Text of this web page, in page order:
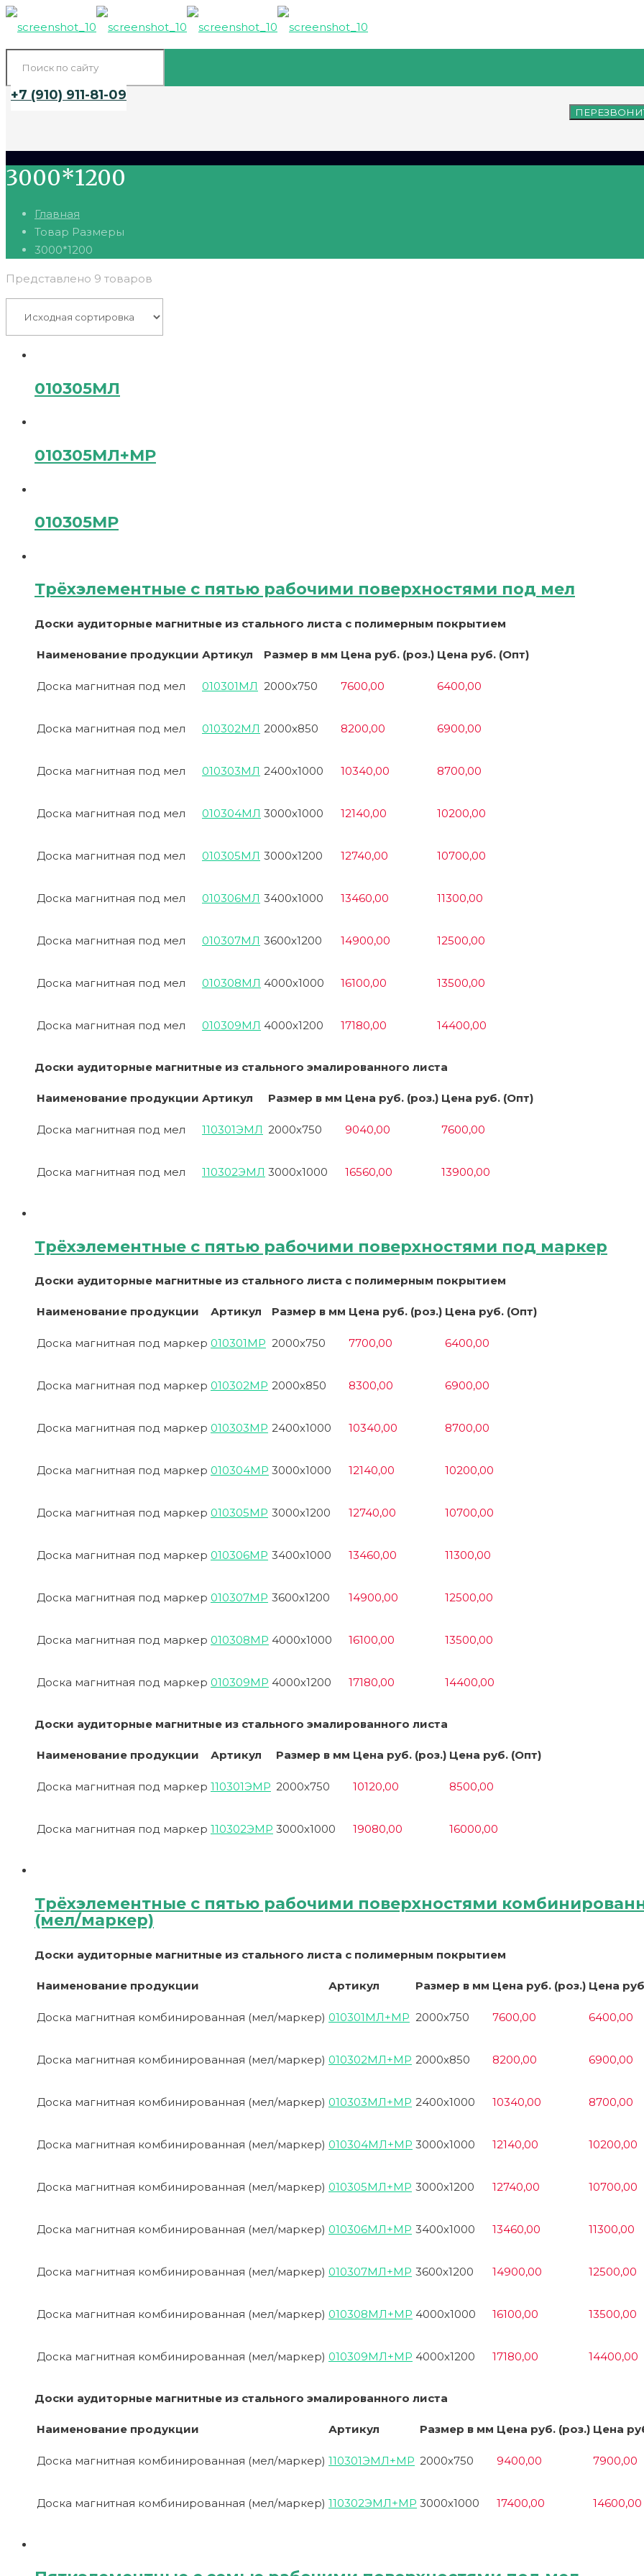
+7 (910) 911-81-09
3000*1200
Главная
Товар Размеры
3000*1200
Представлено 9 товаров
010305МЛ
010305МЛ+МР
010305МР
Трёхэлементные с пятью рабочими поверхностями под мел
Доски аудиторные магнитные из стального листа с полимерным покрытием
Наименование продукции Артикул Размер в мм Цена руб. (роз.) Цена руб. (Опт)
Доска магнитная под мел 010301МЛ 2000х750 7600,00 6400,00
Доска магнитная под мел 010302МЛ 2000х850 8200,00 6900,00
Доска магнитная под мел 010303МЛ 2400х1000 10340,00 8700,00
Доска магнитная под мел 010304МЛ 3000х1000 12140,00 10200,00
Доска магнитная под мел 010305МЛ 3000х1200 12740,00 10700,00
Доска магнитная под мел 010306МЛ 3400х1000 13460,00 11300,00
Доска магнитная под мел 010307МЛ 3600х1200 14900,00 12500,00
Доска магнитная под мел 010308МЛ 4000х1000 16100,00 13500,00
Доска магнитная под мел 010309МЛ 4000х1200 17180,00 14400,00
Доски аудиторные магнитные из стального эмалированного листа
Наименование продукции Артикул Размер в мм Цена руб. (роз.) Цена руб. (Опт)
Доска магнитная под мел 110301ЭМЛ 2000х750 9040,00 7600,00
Доска магнитная под мел 110302ЭМЛ 3000х1000 16560,00 13900,00
Трёхэлементные с пятью рабочими поверхностями под маркер
Доски аудиторные магнитные из стального листа с полимерным покрытием
Наименование продукции Артикул Размер в мм Цена руб. (роз.) Цена руб. (Опт)
Доска магнитная под маркер 010301МР 2000х750 7700,00 6400,00
Доска магнитная под маркер 010302МР 2000х850 8300,00 6900,00
Доска магнитная под маркер 010303МР 2400х1000 10340,00 8700,00
Доска магнитная под маркер 010304МР 3000х1000 12140,00 10200,00
Доска магнитная под маркер 010305МР 3000х1200 12740,00 10700,00
Доска магнитная под маркер 010306МР 3400х1000 13460,00 11300,00
Доска магнитная под маркер 010307МР 3600х1200 14900,00 12500,00
Доска магнитная под маркер 010308МР 4000х1000 16100,00 13500,00
Доска магнитная под маркер 010309МР 4000х1200 17180,00 14400,00
Доски аудиторные магнитные из стального эмалированного листа
Наименование продукции Артикул Размер в мм Цена руб. (роз.) Цена руб. (Опт)
Доска магнитная под маркер 110301ЭМР 2000х750 10120,00 8500,00
Доска магнитная под маркер 110302ЭМР 3000х1000 19080,00 16000,00
Трёхэлементные с пятью рабочими поверхностями
(мел/маркер)
Доски аудиторные магнитные из стального листа с полимерным покрытием
Наименование продукции Артикул Размер в мм Цена руб. (роз.) Цена
Доска магнитная комбинированная (мел/маркер) 010301МЛ+МР 2000х750 7600,00 6400,00
Доска магнитная комбинированная (мел/маркер) 010302МЛ+МР 2000х850 8200,00 6900,00
Доска магнитная комбинированная (мел/маркер) 010303МЛ+МР 2400х1000 10340,00 8700,00
Доска магнитная комбинированная (мел/маркер) 010304МЛ+МР 3000х1000 12140,00 10200,00
Доска магнитная комбинированная (мел/маркер) 010305МЛ+МР 3000х1200 12740,00 10700,00
Доска магнитная комбинированная (мел/маркер) 010306МЛ+МР 3400х1000 13460,00 11300,00
Доска магнитная комбинированная (мел/маркер) 010307МЛ+МР 3600х1200 14900,00 12500,00
Доска магнитная комбинированная (мел/маркер) 010308МЛ+МР 4000х1000 16100,00 13500,00
Доска магнитная комбинированная (мел/маркер) 010309МЛ+МР 4000х1200 17180,00 14400,00
Доски аудиторные магнитные из стального эмалированного листа
Наименование продукции Артикул Размер в мм Цена руб. (роз.) Цена
Доска магнитная комбинированная (мел/маркер) 110301ЭМЛ+МР 2000х750 9400,00 7900,00
Доска магнитная комбинированная (мел/маркер) 110302ЭМЛ+МР 3000х1000 17400,00 14600,00